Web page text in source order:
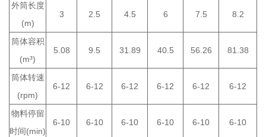
外筒长度
(m)
3 2.5 4.5 6 7.5 8.2
筒体容积
(m³)
5.08 9.5 31.89 40.5 56.26 81.38
筒体转速
(rpm)
6-12 6-12 6-12 6-12 6-12 6-12
物料停留
时间(min)
6-10 6-10 6-10 6-10 6-10 6-10